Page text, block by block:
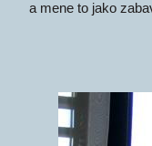
a mene to jako